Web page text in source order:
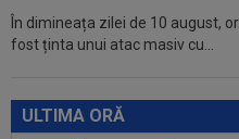
În dimineața zilei de 10 august,
fost ținta unui atac masiv cu...
ULTIMA ORĂ
12:02
Real Madrid s-a
Rodri. 90 de milioane de euro!
Cosmin Matei: "Nu are voie